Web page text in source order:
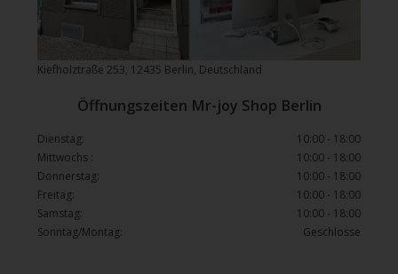
Kiefholztraße 253, 12435 Berlin, Deutschland
Öffnungszeiten Mr-joy Shop Berlin
Dienstag:
10:00 - 18:00
Mittwochs :
10:00 - 18:00
Donnerstag:
10:00 - 18:00
Freitag:
10:00 - 18:00
Samstag:
10:00 - 18:00
Sonntag/Montag:
Geschlosse